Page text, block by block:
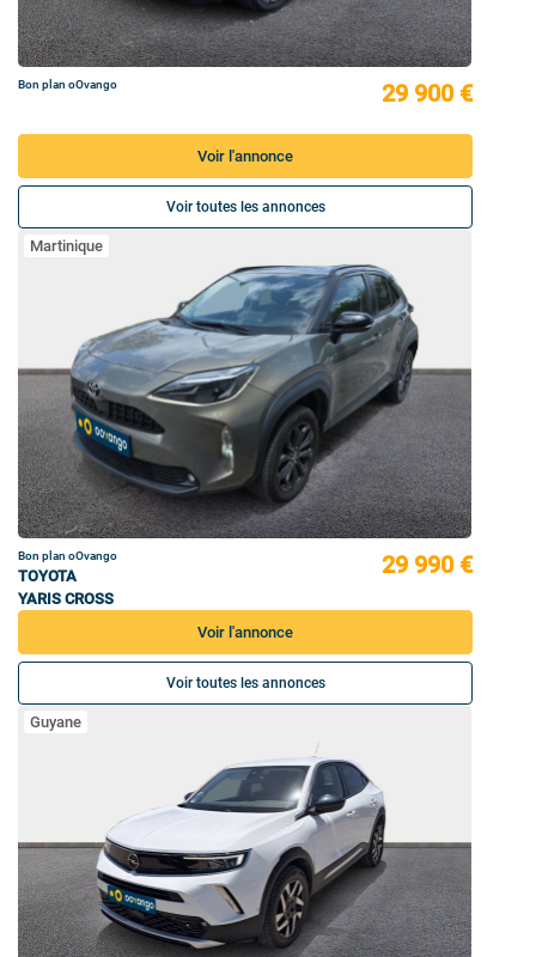
Bon plan oOvango 29 900 €
Voir l'annonce
Voir toutes les annonces
Martinique
Bon plan oOvango
TOYOTA
YARIS CROSS
29 990 €
Voir l'annonce
Voir toutes les annonces
Guyane